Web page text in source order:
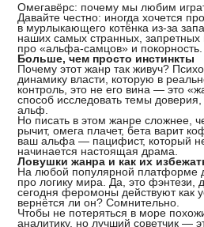
Омегавёрс: почему мы любим
Давайте честно: иногда хочется
в мурлыкающего котёнка из-за
наших самых странных,
про «альфа-самцов» и
Больше, чем просто инстинкты
Почему этот жанр так живуч?
динамику власти, которую в
контроль, это не его вина — это
способ исследовать темы
альф.
Но писать в этом жанре сложнее,
рычит, омега плачет, бета варит
ваш альфа — пацифист, который
начинается настоящая драма.
Ловушки жанра и как их
На любой популярной платформе
про логику мира. Да, это фэнтези,
сегодня феромоны действуют как
вернётся ли он? Сомнительно.
Чтобы не потеряться в море
аналитику, но лучший советчик —